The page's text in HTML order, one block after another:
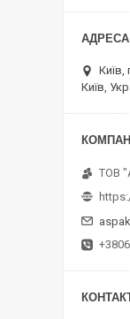
Київ,
Київ,
ТОВ